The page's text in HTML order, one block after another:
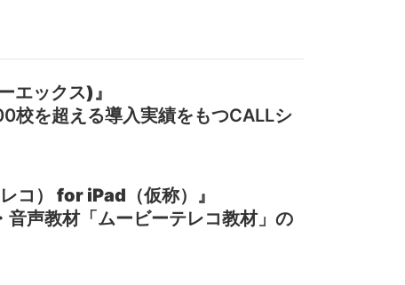
ックス)』
校を超える導入実績をもつCALLシ
コ） for iPad（仮称）』
声教材「ムービーテレコ教材」の